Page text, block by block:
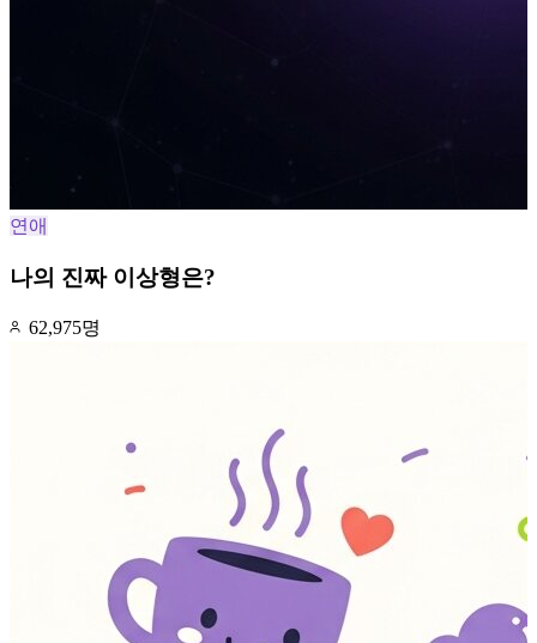
연애
나의 진짜 이상형은?
62,975명